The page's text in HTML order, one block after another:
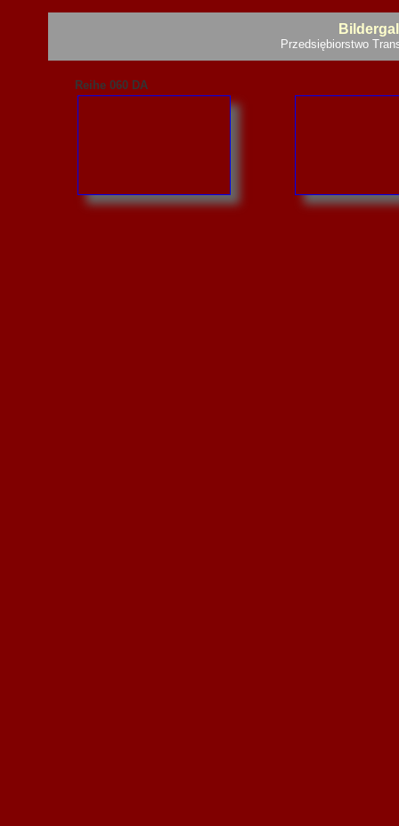
Przedsiębiorstwo
Reihe 060 DA